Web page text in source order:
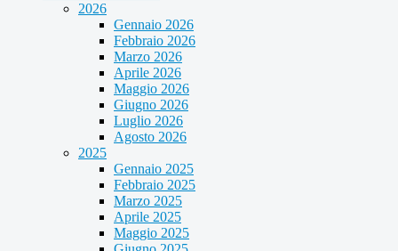
2026
Gennaio 2026
Febbraio 2026
Marzo 2026
Aprile 2026
Maggio 2026
Giugno 2026
Luglio 2026
Agosto 2026
2025
Gennaio 2025
Febbraio 2025
Marzo 2025
Aprile 2025
Maggio 2025